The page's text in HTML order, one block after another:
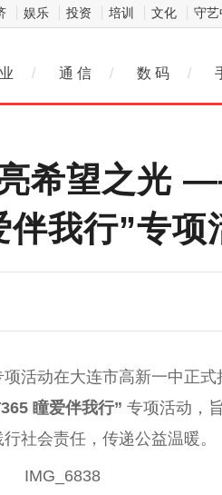
娱乐 投资 培训 文化 守艺
/ 通 信 / 数 码 /
希望之光
我行”专项
活动在大连市高新一中正
瞳爱伴我行” 专项活动，
社会责任，传递公益温暖。